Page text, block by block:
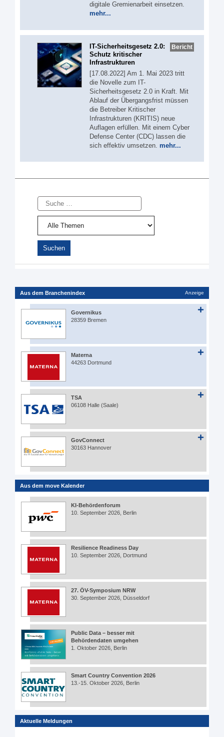
digitale Gremienarbeit einsetzen.
mehr...
Bericht
IT-Sicherheitsgesetz 2.0:
Schutz kritischer
Infrastrukturen
[17.08.2022] Am 1. Mai 2023 tritt
die Novelle zum IT-
Sicherheitsgesetz 2.0 in Kraft. Mit
Ablauf der Übergangsfrist müssen
die Betreiber Kritischer
Infrastrukturen (KRITIS) neue
Auflagen erfüllen. Mit einem Cyber
Defense Center (CDC) lassen die
sich effektiv umsetzen. mehr...
Suche
Aus dem Branchenindex Anzeige
Governikus
28359 Bremen
Materna
44263 Dortmund
TSA
06108 Halle (Saale)
GovConnect
30163 Hannover
Aus dem move Kalender
KI-Behördenforum
10. September 2026, Berlin
Resilience Readiness Day
10. September 2026, Dortmund
27. ÖV-Symposium NRW
30. September 2026, Düsseldorf
Public Data – besser mit
Behördendaten umgehen
1. Oktober 2026, Berlin
Smart Country Convention 2026
13.-15. Oktober 2026, Berlin
Aktuelle Meldungen